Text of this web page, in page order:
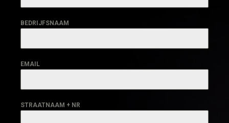
BEDRIJFSNAAM
EMAIL
STRAATNAAM + NR